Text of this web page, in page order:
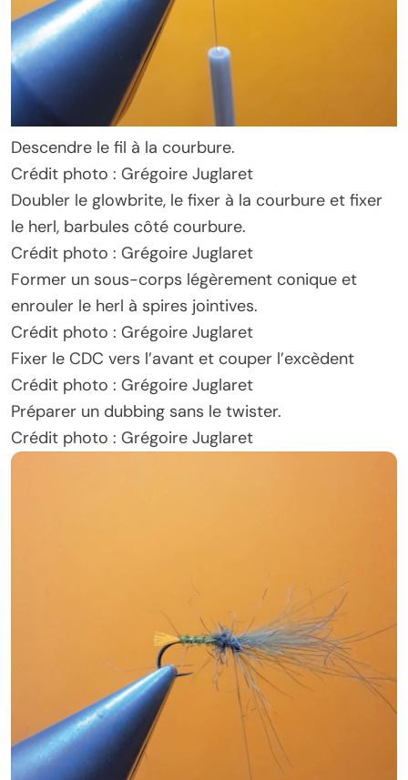
Descendre le fil à la courbure.
Crédit photo : Grégoire Juglaret
Doubler le glowbrite, le fixer à la courbure et fixer
le herl, barbules côté courbure.
Crédit photo : Grégoire Juglaret
Former un sous-corps légèrement conique et
enrouler le herl à spires jointives.
Crédit photo : Grégoire Juglaret
Fixer le CDC vers l’avant et couper l’excèdent
Crédit photo : Grégoire Juglaret
Préparer un dubbing sans le twister.
Crédit photo : Grégoire Juglaret